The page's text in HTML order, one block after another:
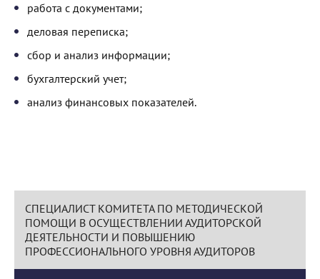
работа с документами;
деловая переписка;
сбор и анализ информации;
бухгалтерский учет;
анализ финансовых показателей.
СПЕЦИАЛИСТ КОМИТЕТА ПО МЕТОДИЧЕСКОЙ
ПОМОЩИ В ОСУЩЕСТВЛЕНИИ АУДИТОРСКОЙ
ДЕЯТЕЛЬНОСТИ И ПОВЫШЕНИЮ
ПРОФЕССИОНАЛЬНОГО УРОВНЯ АУДИТОРОВ